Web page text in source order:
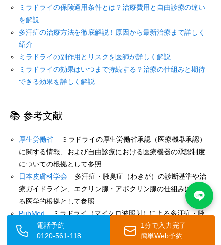
ミラドライの保険適用条件とは？治療費用と自由診療の違い
を解説
多汗症の治療方法を徹底解説！原因から最新治療まで詳しく
紹介
ミラドライの副作用とリスクを医師が詳しく解説
ミラドライの効果はいつまで持続する？治療の仕組みと期待
できる効果を詳しく解説
📚 参考文献
厚生労働省 – ミラドライの厚生労働省承認（医療機器承認）
に関する情報、および自由診療における医療機器の承認制度
についての根拠として参照
日本皮膚科学会 – 多汗症・腋臭症（わきが）の診断基準や治
療ガイドライン、エクリン腺・アポクリン腺の仕組みに関す
る医学的根拠として参照
PubMed– ミラドライ（マイクロ波照射）による多汗症・腋
臭症治療の臨床試験データ、効果の持続性・満足度・副作用
に関する国際的な研究論文の根拠として参照
電話予約
0120-561-118
1分で入力完了
簡単Web予約